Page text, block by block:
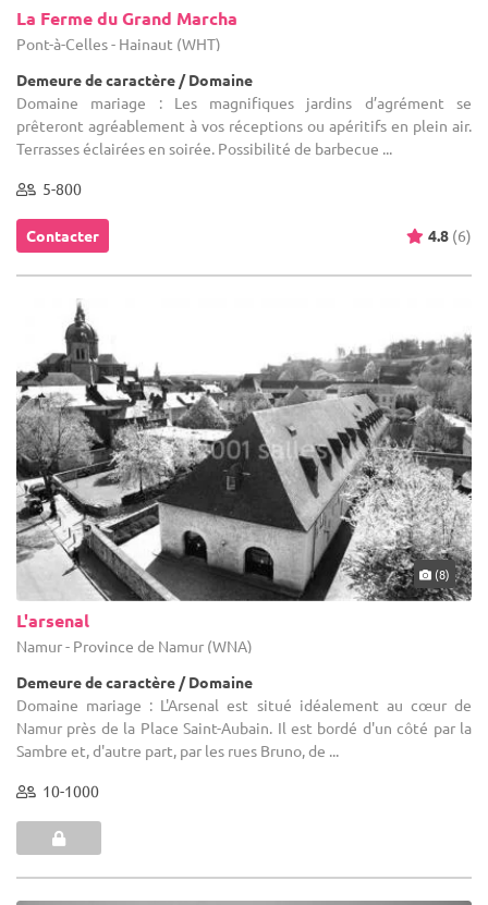
La Ferme du Grand Marcha
Pont-à-Celles - Hainaut (WHT)
Demeure de caractère / Domaine
Domaine mariage : Les magnifiques jardins d’agrément se
prêteront agréablement à vos réceptions ou apéritifs en plein air.
Terrasses éclairées en soirée. Possibilité de barbecue ...
5-800
Contacter 4.8 (6)
(8)
L'arsenal
Namur - Province de Namur (WNA)
Demeure de caractère / Domaine
Domaine mariage : L'Arsenal est situé idéalement au cœur de
Namur près de la Place Saint-Aubain. Il est bordé d'un côté par la
Sambre et, d'autre part, par les rues Bruno, de ...
10-1000